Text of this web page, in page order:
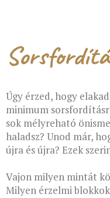
Úgy érzed, hogy
minimum
sok mélyreható
haladsz? Unod már,
újra és újra? Ezek
Vajon milyen mintát
Milyen érzelmi